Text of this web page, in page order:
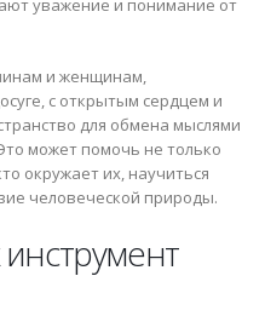
уважение и понимание от
и женщинам,
с открытым сердцем и
для обмена мыслями
может помочь не только
окружает их, научиться
человеческой природы.